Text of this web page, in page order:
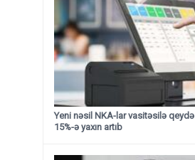
Yeni nəsil NKA-lar vasitəsilə
15%-ə yaxın artıb